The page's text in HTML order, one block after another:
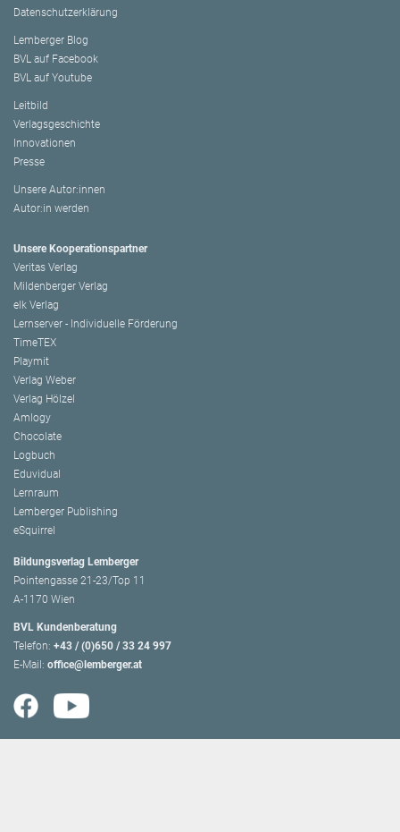
Datenschutzerklärung
Lemberger Blog
BVL auf Facebook
BVL auf Youtube
Leitbild
Verlagsgeschichte
Innovationen
Presse
Unsere Autor:innen
Autor:in werden
Unsere Kooperationspartner
Veritas Verlag
Mildenberger Verlag
elk Verlag
Lernserver - Individuelle Förderung
TimeTEX
Playmit
Verlag Weber
Verlag Hölzel
Amlogy
Chocolate
Logbuch
Eduvidual
Lernraum
Lemberger Publishing
eSquirrel
Bildungsverlag Lemberger
Pointengasse 21-23/Top 11
A-1170 Wien
BVL Kundenberatung
Telefon: +43 / (0)650 / 33 24 997
E-Mail: office@lemberger.at